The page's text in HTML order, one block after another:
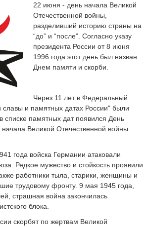
22 июня - день начала Великой
Отечественной войны,
разделивший историю страны на
“до” и “после”. Согласно указу
президента России от 8 июня
1996 года этот день был назван
Днем памяти и скорби.
Через 11 лет в Федеральный
славы и памятных датах России" были
списке памятных дат появился День
Великой Отечественной войны
года войска Германии атаковали
Редкое мужество и стойкость проявили
работники тыла, старики, женщины и
трудовому фронту. 9 мая 1945 года,
страшная война закончилась
блока.
скорбят по жертвам Великой